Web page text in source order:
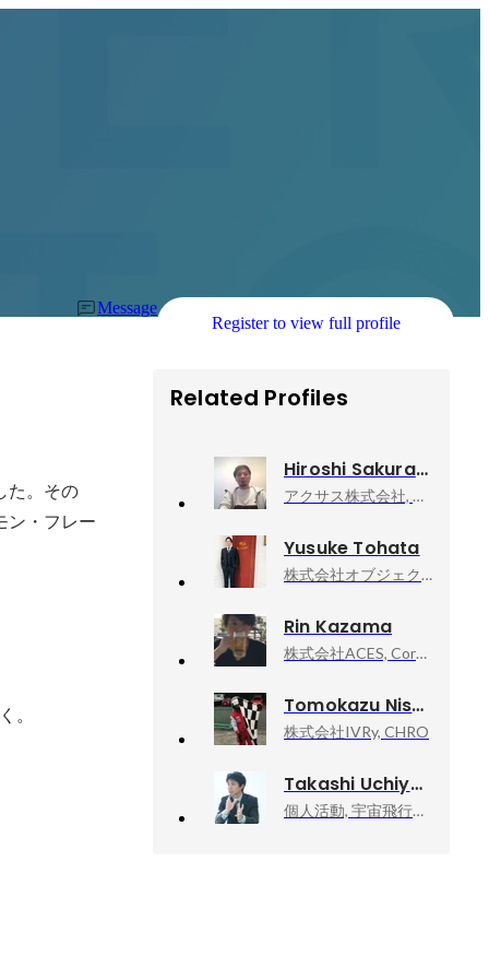
Message
Register to view full profile
た。その
ン・フレー
。
Related Profiles
Hiroshi Sakuragi
アクサス株式会社, 副事業部長
Yusuke Tohata
株式会社オブジェクティブコード, ソリューションセールスチーム責任者
Rin Kazama
株式会社ACES, Corporate Mangager（経営企画/PM）
Tomokazu Nishio
株式会社IVRy, CHRO
Takashi Uchiyama
個人活動, 宇宙飛行士挑戦エバンジェリスト